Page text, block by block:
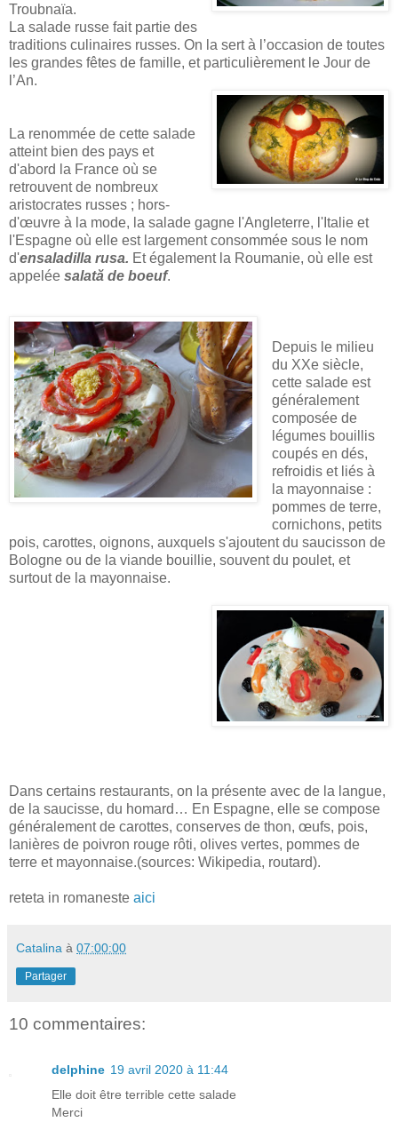
Troubnaïa.
La salade russe fait partie des
traditions culinaires russes. On la sert à l’occasion de toutes
les grandes fêtes de famille, et particulièrement le Jour de
l’An.
La renommée de cette salade
atteint bien des pays et
d'abord la France où se
retrouvent de nombreux
aristocrates russes ; hors-
d'œuvre à la mode, la salade gagne l'Angleterre, l'Italie et
l'Espagne où elle est largement consommée sous le nom
d'ensaladilla rusa. Et également la Roumanie, où elle est
appelée salată de boeuf.
Depuis le milieu
du XXe siècle,
cette salade est
généralement
composée de
légumes bouillis
coupés en dés,
refroidis et liés à
la mayonnaise :
pommes de terre,
cornichons, petits
pois, carottes, oignons, auxquels s'ajoutent du saucisson de
Bologne ou de la viande bouillie, souvent du poulet, et
surtout de la mayonnaise.
Dans certains restaurants, on la présente avec de la langue,
de la saucisse, du homard… En Espagne, elle se compose
généralement de carottes, conserves de thon, œufs, pois,
lanières de poivron rouge rôti, olives vertes, pommes de
terre et mayonnaise.(sources: Wikipedia, routard).
reteta in romaneste aici
Catalina à 07:00:00
Partager
10 commentaires:
delphine 19 avril 2020 à 11:44
Elle doit être terrible cette salade
Merci